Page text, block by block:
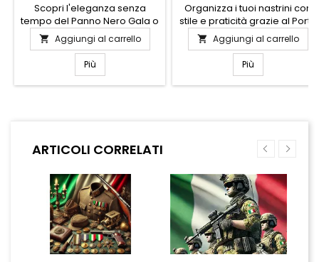
Scopri l'eleganza senza
tempo del Panno Nero Gala o
Carabinieri, un tessuto di
qualità superiore che unisce
tradizione e raffinatezza.
Perfetto per confezionare
abiti formali e uniformi,
intenso dona un aspetto
ideale...
 Aggiungi al carrello
Più
Organizza i tuoi nastrini con
stile e praticità grazie al Porta
Nastrini 11 Posti. Questo
elegante supporto è
progettato per tenere in
ordine fino a undici nastrini,
rendendo facile trovare
qualsiasi ambiente, dal
stanza dei...
 Aggiungi al carrello
Più
ARTICOLI CORRELATI